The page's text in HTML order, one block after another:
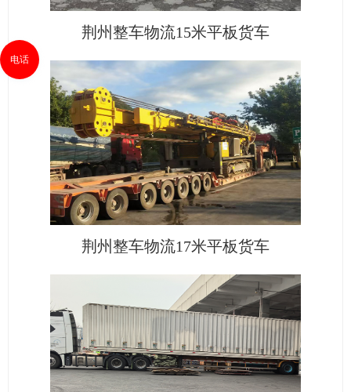
荆州整车物流15米平板货车
荆州整车物流17米平板货车
电话